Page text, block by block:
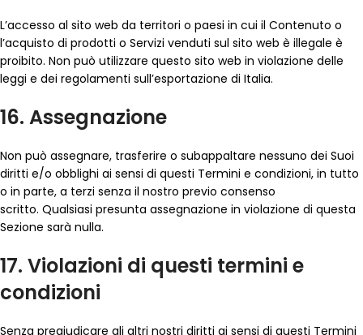
L’accesso al sito web da territori o paesi in cui il Contenuto o
l’acquisto di prodotti o Servizi venduti sul sito web è illegale è
proibito. Non può utilizzare questo sito web in violazione delle
leggi e dei regolamenti sull’esportazione di Italia.
16. Assegnazione
Non può assegnare, trasferire o subappaltare nessuno dei Suoi
diritti e/o obblighi ai sensi di questi Termini e condizioni, in tutto
o in parte, a terzi senza il nostro previo consenso
scritto. Qualsiasi presunta assegnazione in violazione di questa
Sezione sarà nulla.
17. Violazioni di questi termini e
condizioni
Senza pregiudicare gli altri nostri diritti ai sensi di questi Termini